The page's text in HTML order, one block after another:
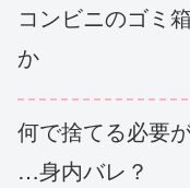
コンビニのゴミ
か
何で捨てる必要
…身内バレ？